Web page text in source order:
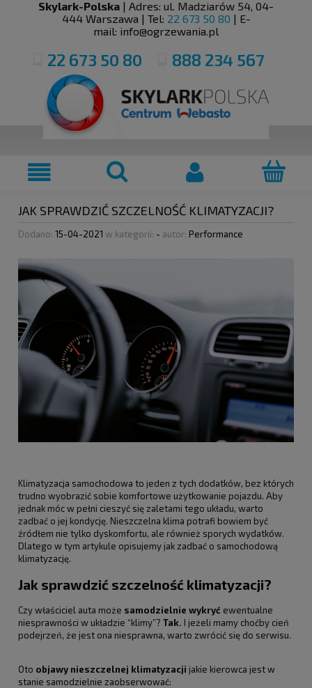
Skylark-Polska | Adres: ul. Madziarów 54, 04-
444 Warszawa | Tel: 22 673 50 80 | E-
mail: info@ogrzewania.pl
22 673 50 80 888 234 567
JAK SPRAWDZIĆ SZCZELNOŚĆ KLIMATYZACJI?
Dodano: 15-04-2021 w kategorii: - autor: Performance
Klimatyzacja samochodowa to jeden z tych dodatków, bez których
trudno wyobrazić sobie komfortowe użytkowanie pojazdu. Aby
jednak móc w pełni cieszyć się zaletami tego układu, warto
zadbać o jej kondycję. Nieszczelna klima potrafi bowiem być
źródłem nie tylko dyskomfortu, ale również sporych wydatków.
Dlatego w tym artykule opisujemy jak zadbać o samochodową
klimatyzację.
Jak sprawdzić szczelność klimatyzacji?
Czy właściciel auta może samodzielnie wykryć ewentualne
niesprawności w układzie “klimy”? Tak. I jeżeli mamy choćby cień
podejrzeń, że jest ona niesprawna, warto zwrócić się do serwisu.
Oto objawy nieszczelnej klimatyzacji jakie kierowca jest w
stanie samodzielnie zaobserwować: